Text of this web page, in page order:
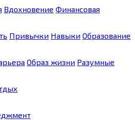
Вдохновение Финансовая
Привычки Навыки Образование
Образ жизни Разумные